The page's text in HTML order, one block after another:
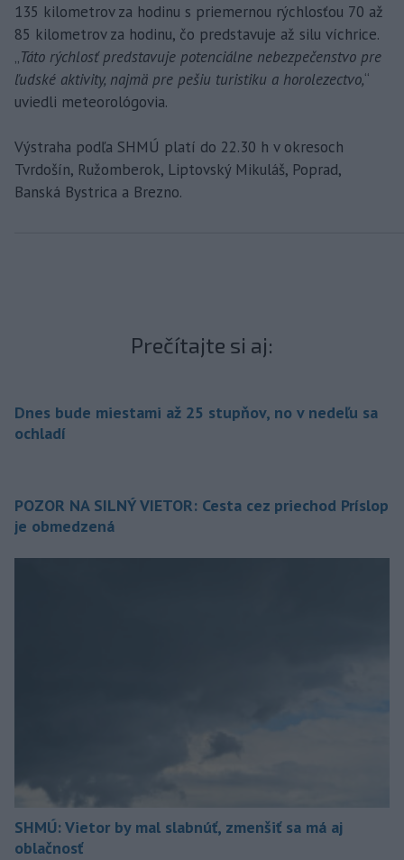
135 kilometrov za hodinu s priemernou rýchlosťou 70 až
85 kilometrov za hodinu, čo predstavuje až silu víchrice.
„Táto rýchlosť predstavuje potenciálne nebezpečenstvo pre
ľudské aktivity, najmä pre pešiu turistiku a horolezectvo,“
uviedli meteorológovia.
Výstraha podľa SHMÚ platí do 22.30 h v okresoch
Tvrdošín, Ružomberok, Liptovský Mikuláš, Poprad,
Banská Bystrica a Brezno.
Prečítajte si aj:
Dnes bude miestami až 25 stupňov, no v nedeľu sa
ochladí
POZOR NA SILNÝ VIETOR: Cesta cez priechod Príslop
je obmedzená
SHMÚ: Vietor by mal slabnúť, zmenšiť sa má aj
oblačnosť